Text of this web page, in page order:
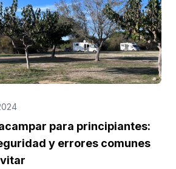
para principiantes:
y errores comunes